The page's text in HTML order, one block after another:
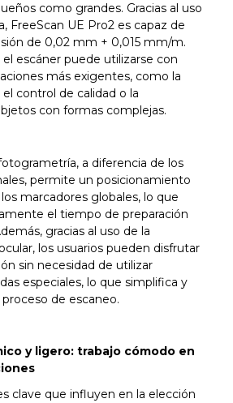
como grandes. Gracias al uso
FreeScan UE Pro2 es capaz de
de 0,02 mm + 0,015 mm/m.
escáner puede utilizarse con
más exigentes, como la
control de calidad o la
con formas complejas.
a diferencia de los
permite un posicionamiento
marcadores globales, lo que
el tiempo de preparación
gracias al uso de la
los usuarios pueden disfrutar
sin necesidad de utilizar
especiales, lo que simplifica y
de escaneo.
y ligero: trabajo cómodo en
clave que influyen en la elección